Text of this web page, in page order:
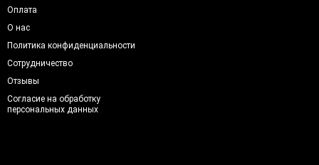
Оплата
О нас
Политика конфиденциальности
Сотрудничество
Отзывы
Согласие на обработку
персональных данных